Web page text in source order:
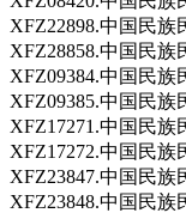
XFZ22898.中国民
XFZ28858.中国民
XFZ09384.中国民
XFZ09385.中国民
XFZ17271.中国民
XFZ17272.中国民
XFZ23847.中国民
XFZ23848.中国民